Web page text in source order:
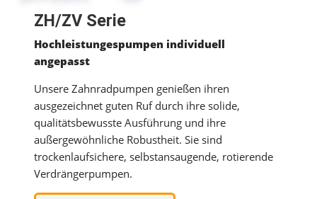
ZH/ZV Serie
Hochleistungespumpen individuell
angepasst
Unsere Zahnradpumpen genießen ihren
ausgezeichnet guten Ruf durch ihre solide,
qualitätsbewusste Ausführung und ihre
außergewöhnliche Robustheit. Sie sind
trockenlaufsichere, selbstansaugende, rotierende
Verdrängerpumpen.